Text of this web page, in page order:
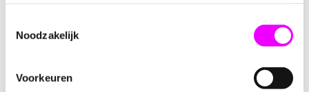
Noodzakelijk
Voorkeuren
universum.
Afmetingen: